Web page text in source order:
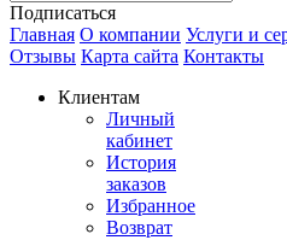
Подписаться
Главная О компании Услуги и
Отзывы Карта сайта Контакты
Клиентам
Личный
кабинет
История
заказов
Избранное
Возврат